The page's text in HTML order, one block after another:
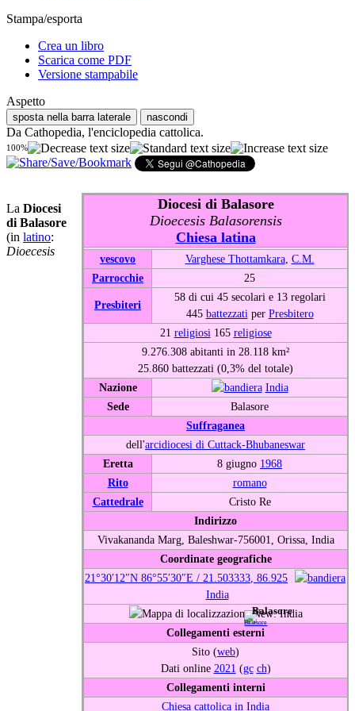
Stampa/esporta
Crea un libro
Scarica come PDF
Versione stampabile
Aspetto
sposta nella barra laterale nascondi
Da Cathopedia, l'enciclopedia cattolica.
100%
Diocesi di Balasore
Dioecesis Balasorensis
Chiesa latina
vescovo Varghese Thottamkara, C.M.
Parrocchie
25
Presbiteri
58 di cui 45 secolari e 13 regolari
445 battezzati per Presbitero
21 religiosi 165 religiose
9.276.308 abitanti in 28.118 km²
25.860 battezzati (0,3% del totale)
Nazione
India
Sede
Balasore
Suffraganea
dell'arcidiocesi di Cuttack-Bhubaneswar
Eretta
8 giugno 1968
Rito
romano
Cattedrale
Cristo Re
Indirizzo
Vivakananda Marg, Baleshwar-756001, Orissa, India
Coordinate geografiche
21°30′12″N 86°55′30″E / 21.503333 86.925
India
Balasore
Collegamenti esterni
Sito (web)
Dati online 2021 (gc ch)
Collegamenti interni
Chiesa cattolica in India
La Diocesi
di Balasore
(in latino:
Dioecesis